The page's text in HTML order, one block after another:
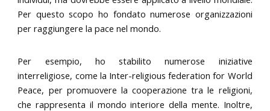
Per questo scopo ho fondato numerose organizzazioni
per raggiungere la pace nel mondo.
Per esempio, ho stabilito numerose iniziative
interreligiose, come la Inter-religious federation for World
Peace, per promuovere la cooperazione tra le religioni,
che rappresenta il mondo interiore della mente. Inoltre,